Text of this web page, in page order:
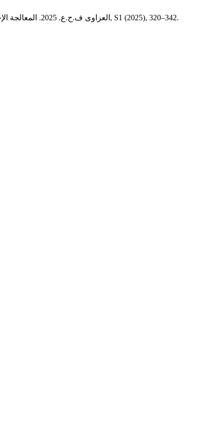
العزاوى ف.ح.ع. 2025. المعالجة الإخبارية لقضايا التنمية المستدامة المقدمة في الفضائيات العراقية في ضوء رؤية العراق 2030 (دراسة تحليلية).